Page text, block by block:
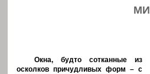
Окна, будто сотканные из
осколков причудливых форм – с